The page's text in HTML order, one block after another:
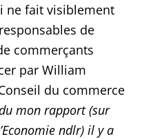
ne fait visiblement
de
commerçants
par William
du commerce
mon rapport (sur
ndlr) il y a